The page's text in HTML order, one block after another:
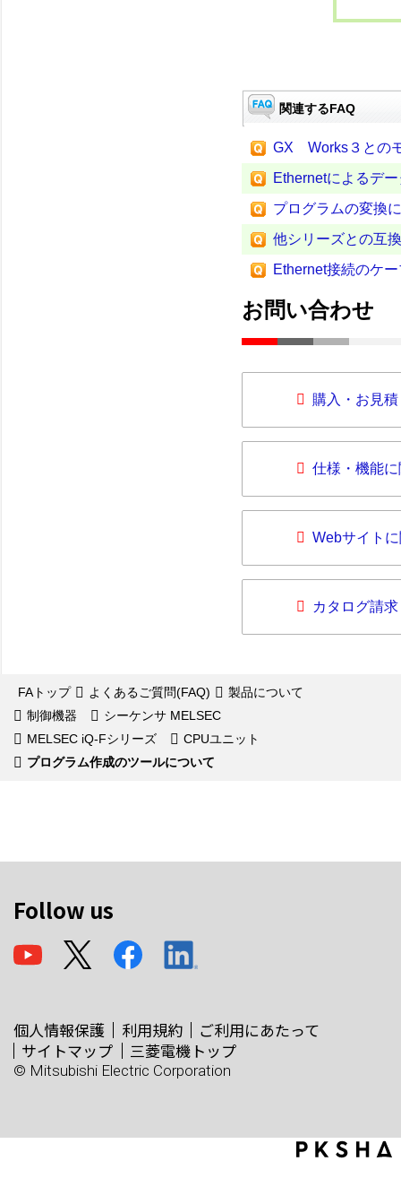
関連するFAQ
GX Works３との
Ethernetによるデ
プログラムの変換
他シリーズとの互
Ethernet接続のケ
お問い合わせ
購入・お見
仕様・機能
Webサイト
カタログ請求
FAトップ よくあるご質問(FAQ)
製品について
制御機器
シーケンサ MELSEC
MELSEC iQ-Fシリーズ
CPUユニット
プログラム作成のツールについて
Follow us
個人情報保護 利用規約
ご利用にあたって
サイトマップ
三菱電機トップ
© Mitsubishi Electric Corporation